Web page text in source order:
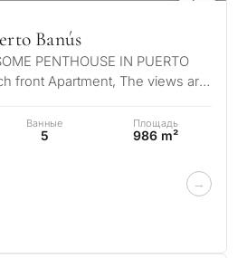
Banús
PENTHOUSE IN PUERTO
front Apartment, The views are
Ванные
5
Площадь
986 m²